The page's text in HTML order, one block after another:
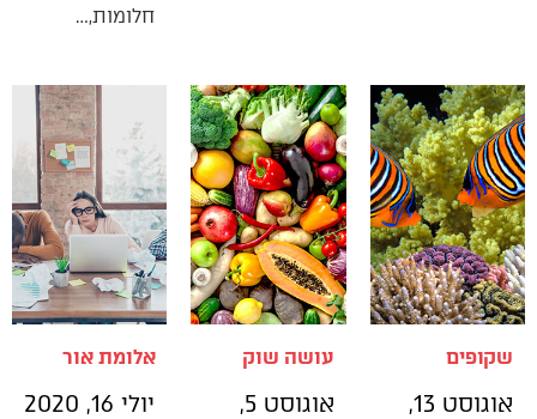
חלומות,…
שקופים
אוגוסט 13,
עושה שוק
אוגוסט 5,
אלומת אור
יולי 16, 2020